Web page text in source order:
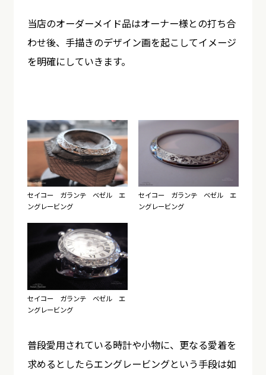
当店のオーダーメイド品はオーナー様との打ち合
わせ後、手描きのデザイン画を起こしてイメージ
を明確にしていきます。
セイコー ガランテ ベゼル エ
ングレービング
セイコー ガランテ ベゼル エ
ングレービング
セイコー ガランテ ベゼル エ
ングレービング
普段愛用されている時計や小物に、更なる愛着を
求めるとしたらエングレービングという手段は如